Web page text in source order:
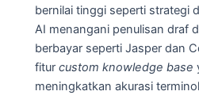
bernilai tinggi seperti strategi
AI menangani penulisan draf
berbayar seperti Jasper dan
fitur custom knowledge base
meningkatkan akurasi